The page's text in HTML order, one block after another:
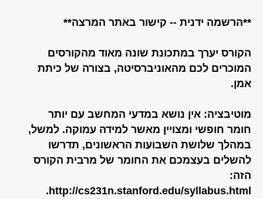
**הרשמה ידנית -- קישור באתר המרצה**
הקורס יערך במתכונת שונה מאוד מהקורסים
המוכרים לכם מהאוניברסיטה, בצורה של כיתת
אמן.
מוטיבציה: אין נושא במדעי המחשב עם יותר
חומר חופשי ומצויין מאשר למידה עמוקה. למשל,
במהלך שלושת השבועות הראשונים, תדרשו
להשלים בעצמכם את החומר של מרבית הקורס
הזה:
http://cs231n.stanford.edu/syllabus.html.